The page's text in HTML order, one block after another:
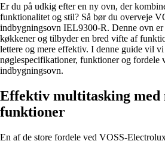
Er du på udkig efter en ny ovn, der
funktionalitet og stil? Så bør du overveje
indbygningsovn IEL9300-R. Denne ovn er
køkkener og tilbyder en bred vifte af
lettere og mere effektiv. I denne guide vil
nøglespecifikationer, funktioner og fordele
indbygningsovn.
Effektiv multitasking med
funktioner
En af de store fordele ved VOSS-